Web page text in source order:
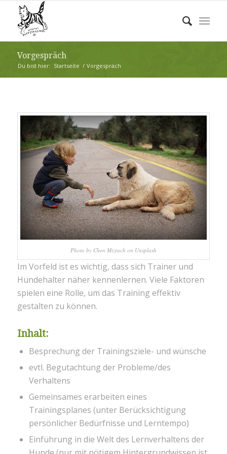
Vorgespräch
Du bist hier: Startseite / Vorgespräch
Photo by Chen Mizrach on Unsplash
Im Vorfeld ist es wichtig, dass sich Trainer und
Hundehalter näher kennenlernen. Viele Faktoren
spielen eine Rolle, um das Training effektiv
gestalten zu können.
Inhalt:
Besprechung der Trainingsziele- und wünsche
evtl. Begutachtung der Probleme/des
Verhaltens
Gemeinsames erarbeiten eines
Trainingsplanes (unter Berücksichtigung
persönlicher Bedürfnisse und Lerntempo)
Einführung in die Welt des Lernverhaltens der